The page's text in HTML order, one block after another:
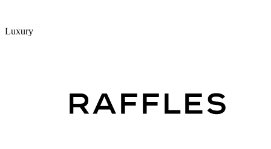
Luxury